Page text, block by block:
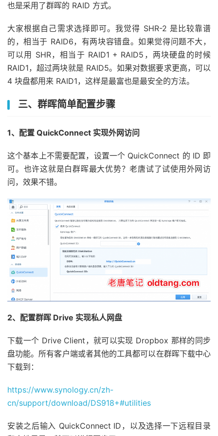
也是采用了群晖的 RAID 方式。
大家根据自己需求选择即可。我觉得 SHR-2 是比较靠谱
的，相当于 RAID6，有两块容错盘。如果觉得问题不大，
可以用 SHR，相当于 RAID1 + RAID5，两块硬盘的时候
RAID1，超过两块就是 RAID5。如果对数据要求更高，可以
4 块盘都用来 RAID1，这样是最富也是最安全的方法。
三、群晖简单配置步骤
1、配置 QuickConnect 实现外网访问
这个基本上不需要配置，设置一个 QuickConnect 的 ID 即
可。也许这就是白群晖最大优势？老唐试了试使用外网访
问，效果不错。
2、配置群晖 Drive 实现私人网盘
下载一个 Drive Client，就可以实现 Dropbox 那样的同步
盘功能。所有客户端或者其他的工具都可以在群晖下载中心
下载到：
https://www.synology.cn/zh-
cn/support/download/DS918+#utilities
安装之后输入 QuickConnect ID，以及选择一下远程目录